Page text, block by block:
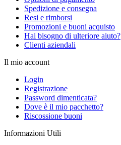
Spedizione e consegna
Resi e rimborsi
Promozioni e buoni acquisto
Hai bisogno di ulteriore aiuto?
Clienti aziendali
Il mio account
Login
Registrazione
Password dimenticata?
Dove è il mio pacchetto?
Riscossione buoni
Informazioni Utili